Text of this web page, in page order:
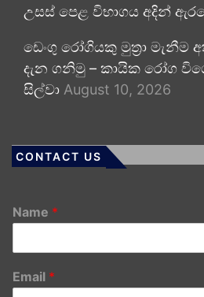
උසස් පෙළ විභාගය අදින්
ඩෙංගු රෝගියකු ⁣මුත්‍රා මැනීම
දැන ගනිමු – කායික රෝග
සිල්වා August 10, 2026
CONTACT US
Name *
Email *